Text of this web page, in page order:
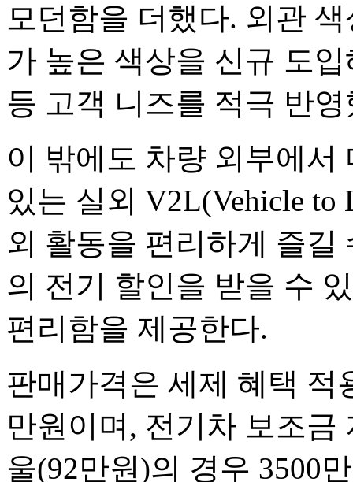
모던함을 더했다. 외관
가 높은 색상을 신규 도
등 고객 니즈를 적극 반
이 밖에도 차량 외부에서
있는 실외 V2L(Vehicle
외 활동을 편리하게 즐길
의 전기 할인을 받을 수
편리함을 제공한다.
판매가격은 세제 혜택
만원이며, 전기차 보조금
울(92만원)의 경우 3500